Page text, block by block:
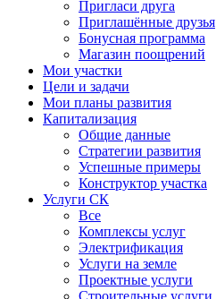
Пригласи друга
Приглашённые друзья
Бонусная программа
Магазин поощрений
Мои участки
Цели и задачи
Мои планы развития
Капитализация
Общие данные
Стратегии развития
Успешные примеры
Конструктор участка
Услуги СК
Все
Комплексы услуг
Электрификация
Услуги на земле
Проектные услуги
Строительные услуги